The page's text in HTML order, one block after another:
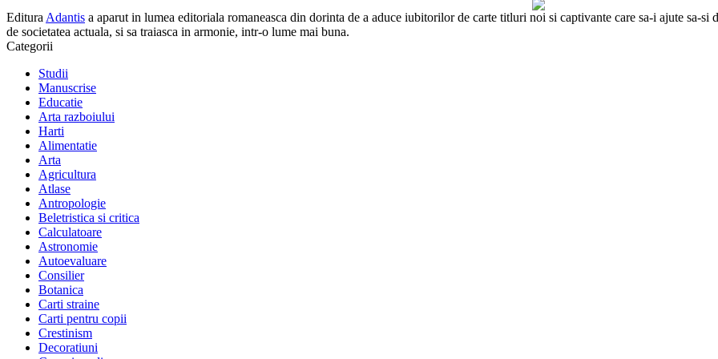
Editura Adantis a aparut in lumea editoriala romaneasca din dorinta de a aduce iubitorilor de carte titluri noi si captivante care sa-i ajute sa-si
de societatea actuala, si sa traiasca in armonie, intr-o lume mai buna.
Categorii
Studii
Manuscrise
Educatie
Arta razboiului
Harti
Alimentatie
Arta
Agricultura
Atlase
Antropologie
Beletristica si critica
Calculatoare
Astronomie
Autoevaluare
Consilier
Botanica
Carti straine
Carti pentru copii
Crestinism
Decoratiuni